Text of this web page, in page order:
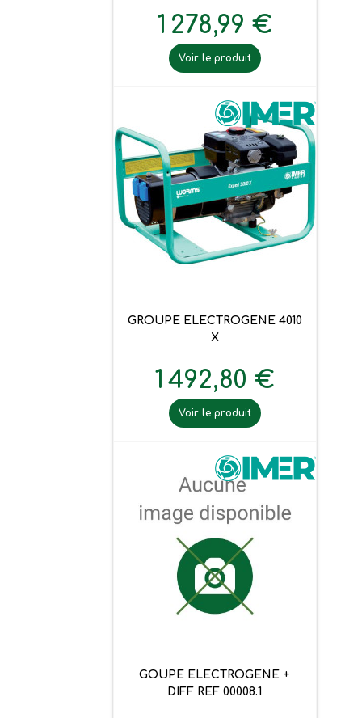
1 278,99 €
Voir le produit
GROUPE ELECTROGENE 4010
X
1 492,80 €
Voir le produit
GOUPE ELECTROGENE +
DIFF REF 00008.1